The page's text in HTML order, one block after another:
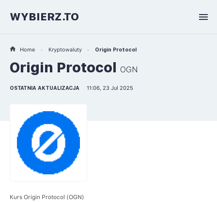
WYBIERZ.TO
Home Kryptowaluty Origin Protocol
Origin Protocol OGN
OSTATNIA AKTUALIZACJA 11:06, 23 Jul 2025
Kurs Origin Protocol (OGN)